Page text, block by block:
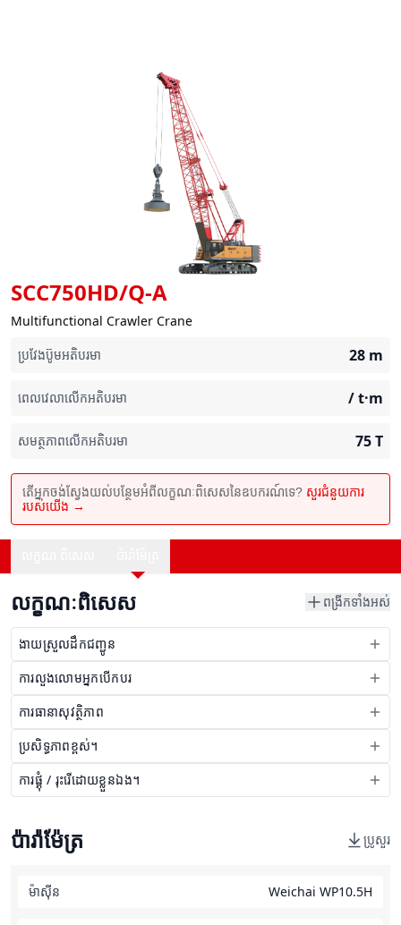
SCC750HD/Q-A
Multifunctional Crawler Crane
ប្រវែងប៊ូមអតិបរមា
28 m
ពេលវេលាលើកអតិបរមា /t·m
សមត្ថភាពលើកអតិបរមា 75T
តើអ្នកចង់ស្វែងយល់បន្ថែមអំពីលក្ខណៈពិសេសនៃឧបករណ៍ទេ? សួរជំនួយការ
របស់យើង →
លក្ខណៈពិសេស ពង្រីកទាំងអស់
ងាយស្រួលដឹកជញ្ជូន
ការលួងលោមអ្នកបើកបរ
ការធានាសុវត្ថិភាព
ប្រសិទ្ធភាពខ្ពស់។
ការផ្គុំ / រុះរើដោយខ្លួនឯង។
ប៉ារ៉ាម៉ែត្រ ប្រូសួរ
ម៉ាស៊ីន Weichai WP10.5H